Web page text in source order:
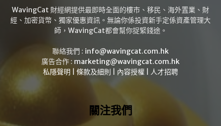
WavingCat 財經網提供最即時全面的樓市、移民、海外置業、財
經、加密貨幣、獨家優惠資訊。無論你係投資新手定係資產管理大
師，WavingCat都會幫你捉緊錢途。
聯絡我們 : info@wavingcat.com.hk
廣告合作 : marketing@wavingcat.com.hk
私隱聲明
條款及細則 內容授權 人才招聘
關注我們